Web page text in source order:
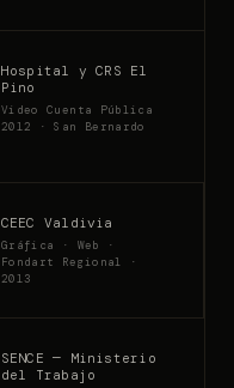
Hospital y CRS El
Pino
Video Cuenta Pública
2012 · San Bernardo
CEEC Valdivia
Gráfica · Web ·
Fondart Regional ·
2013
SENCE — Ministerio
del Trabajo